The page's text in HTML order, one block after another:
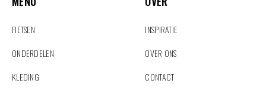
FIETSEN
ONDERDELEN
KLEDING
INSPIRATIE
OVER ONS
CONTACT